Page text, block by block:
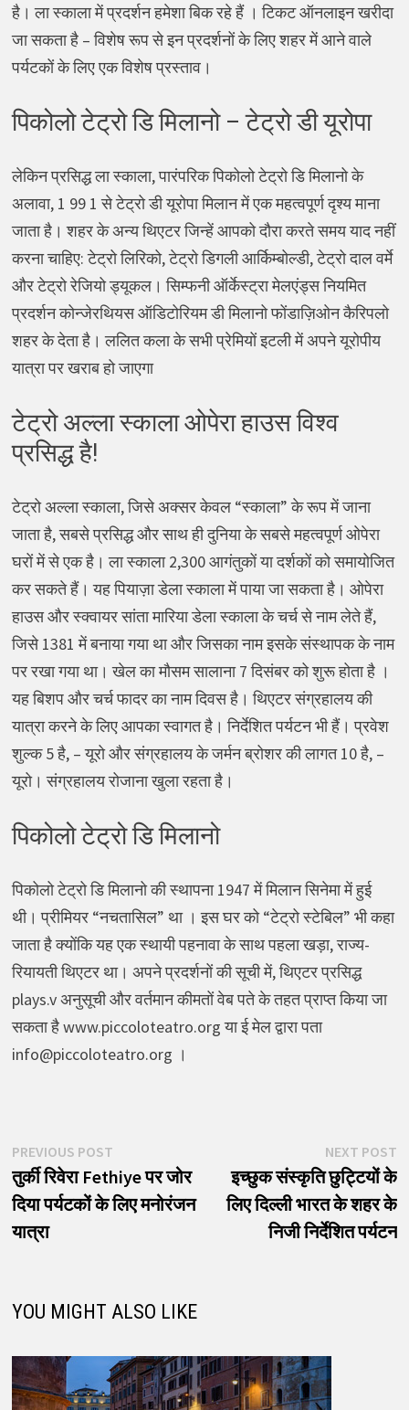
है। ला स्काला में प्रदर्शन हमेशा बिक रहे हैं । टिकट ऑनलाइन खरीदा
जा सकता है – विशेष रूप से इन प्रदर्शनों के लिए शहर में आने वाले
पर्यटकों के लिए एक विशेष प्रस्ताव।
पिकोलो टेट्रो डि मिलानो – टेट्रो डी यूरोपा
लेकिन प्रसिद्ध ला स्काला, पारंपरिक पिकोलो टेट्रो डि मिलानो के
अलावा, 1 99 1 से टेट्रो डी यूरोपा मिलान में एक महत्वपूर्ण दृश्य माना
जाता है। शहर के अन्य थिएटर जिन्हें आपको दौरा करते समय याद नहीं
करना चाहिए: टेट्रो लिरिको, टेट्रो डिगली आर्किम्बोल्डी, टेट्रो दाल वर्मे
और टेट्रो रेजियो ड्यूकल। सिम्फनी ऑर्केस्ट्रा मेलएंड्स नियमित
प्रदर्शन कोन्जेरथियस ऑडिटोरियम डी मिलानो फोंडाज़िओन कैरिपलो
शहर के देता है। ललित कला के सभी प्रेमियों इटली में अपने यूरोपीय
यात्रा पर खराब हो जाएगा
टेट्रो अल्ला स्काला ओपेरा हाउस विश्व
प्रसिद्ध है!
टेट्रो अल्ला स्काला, जिसे अक्सर केवल “स्काला” के रूप में जाना
जाता है, सबसे प्रसिद्ध और साथ ही दुनिया के सबसे महत्वपूर्ण ओपेरा
घरों में से एक है। ला स्काला 2,300 आगंतुकों या दर्शकों को समायोजित
कर सकते हैं। यह पियाज़ा डेला स्काला में पाया जा सकता है। ओपेरा
हाउस और स्क्वायर सांता मारिया डेला स्काला के चर्च से नाम लेते हैं,
जिसे 1381 में बनाया गया था और जिसका नाम इसके संस्थापक के नाम
पर रखा गया था। खेल का मौसम सालाना 7 दिसंबर को शुरू होता है ।
यह बिशप और चर्च फादर का नाम दिवस है। थिएटर संग्रहालय की
यात्रा करने के लिए आपका स्वागत है। निर्देशित पर्यटन भी हैं। प्रवेश
शुल्क 5 है, – यूरो और संग्रहालय के जर्मन ब्रोशर की लागत 10 है, –
यूरो। संग्रहालय रोजाना खुला रहता है।
पिकोलो टेट्रो डि मिलानो
पिकोलो टेट्रो डि मिलानो की स्थापना 1947 में मिलान सिनेमा में हुई
थी। प्रीमियर “नचतासिल” था । इस घर को “टेट्रो स्टेबिल” भी कहा
जाता है क्योंकि यह एक स्थायी पहनावा के साथ पहला खड़ा, राज्य-
रियायती थिएटर था। अपने प्रदर्शनों की सूची में, थिएटर प्रसिद्ध
plays.v अनुसूची और वर्तमान कीमतों वेब पते के तहत प्राप्त किया जा
सकता है www.piccoloteatro.org या ई मेल द्वारा पता
info@piccoloteatro.org ।
पोस्ट
नेविगेशन
PREVIOUS POSTPrevious
post:
तुर्की रिवेरा Fethiye पर जोर
दिया पर्यटकों के लिए मनोरंजन
यात्रा
NEXT POST
इच्छुक संस्कृति छुट्टियों के
लिए दिल्ली भारत के शहर के
निजी निर्देशित पर्यटन
YOU MIGHT ALSO LIKE